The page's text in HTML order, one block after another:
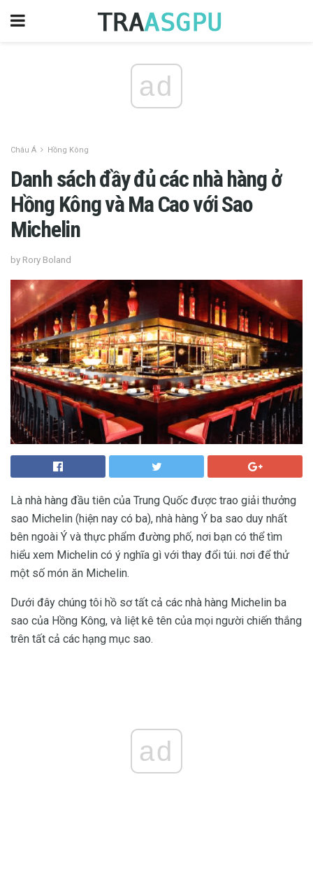
ad
Châu Á Hồng Kông
Danh sách đầy đủ các nhà hàng ở
Hồng Kông và Ma Cao với Sao
Michelin
by Rory Boland
Là nhà hàng đầu tiên của Trung Quốc được trao giải thưởng
sao Michelin (hiện nay có ba), nhà hàng Ý ba sao duy nhất
bên ngoài Ý và thực phẩm đường phố, nơi bạn có thể tìm
hiểu xem Michelin có ý nghĩa gì với thay đổi túi. nơi để thử
một số món ăn Michelin.
Dưới đây chúng tôi hồ sơ tất cả các nhà hàng Michelin ba
sao của Hồng Kông, và liệt kê tên của mọi người chiến thắng
trên tất cả các hạng mục sao.
ad